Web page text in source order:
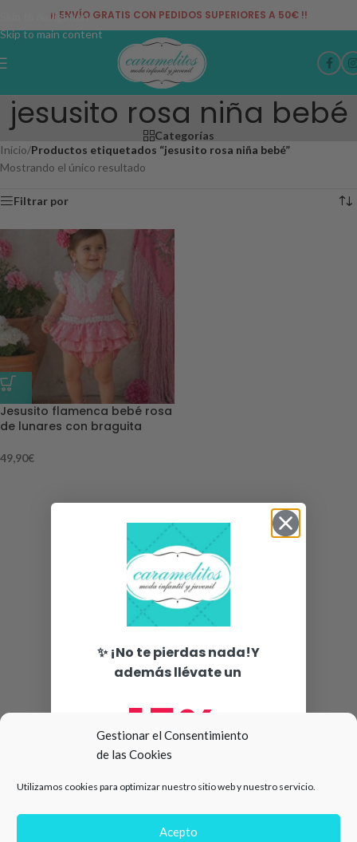
Gestionar el Consentimiento
de las Cookies
Utilizamos cookies para optimizar nuestro sitio web y nuestro servicio.
Acepto
Skip to navigation
Skip to main content
¡¡ ENVÍO GRATIS CON PEDIDOS SUPERIORES A 50€ !!
jesusito rosa niña bebé
Categorías
Inicio/Productos etiquetados “jesusito rosa niña bebé”
Mostrando el único resultado
Filtrar por
Jesusito flamenca bebé rosa
de lunares con braguita
49,90€
✨ ¡No te pierdas nada!Y
además llévate un
15%
compra 🛍️
Número de teléfono